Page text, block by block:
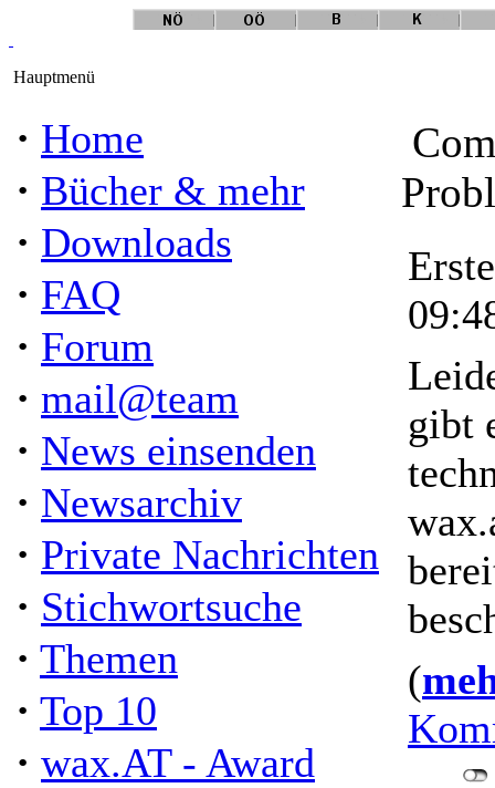
Hauptmenü
· Home
· Bücher & mehr
· Downloads
· FAQ
· Forum
· mail@team
· News einsenden
· Newsarchiv
· Private Nachrichten
· Stichwortsuche
· Themen
· Top 10
· wax.AT - Award
gibt
(